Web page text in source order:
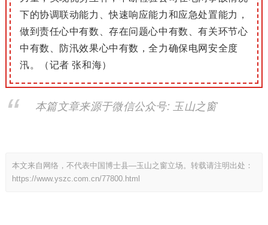
下的协调联动能力、快速响应能力和应急处置能力，
做到责任心中有数、存在问题心中有数、有关环节心
中有数、防汛效果心中有数，全力确保电网安全度
汛。（记者 张和海）
本篇文章来源于微信公众号: 玉山之窗
本文来自网络，不代表中国博士县—玉山之窗立场。转载请注明出处：
https://www.yszc.com.cn/77800.html